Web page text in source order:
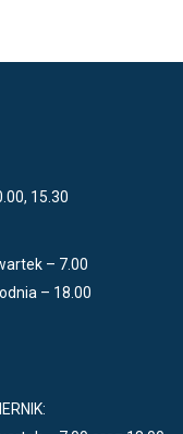
15.30
– 7.00
– 18.00